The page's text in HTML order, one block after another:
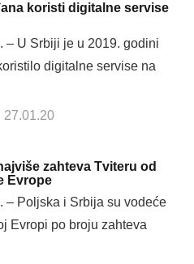
koristi digitalne servise
– U Srbiji je u 2019. godini
digitalne servise na
27.01.20
zahteva Tviteru od
Evrope
– Poljska i Srbija su vodeće
Evropi po broju zahteva